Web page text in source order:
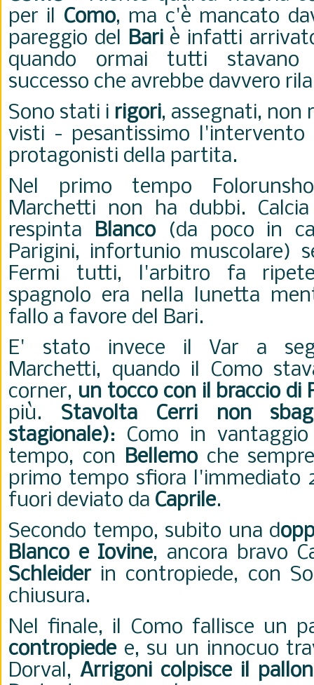
per il Como, ma c'è mancato
pareggio del Bariè infatti
quando ormai tutti stavano
successo che avrebbe davvero
Sono stati i rigori, assegnati, non
visti - pesantissimo
protagonisti della partita.
Nel primo tempo
Marchetti non ha dubbi.
respinta Blanco(da poco in
Parigini, infortunio muscolare)
Fermi tutti, l'arbitro fa
spagnolo era nella lunetta
fallo a favore del Bari.
E' stato invece il Var a
Marchetti, quando il Como
corner, un tocco con il braccio di
più. Stavolta Cerri non
stagionale): Como in
tempo, con Bellemoche
primo tempo sfiora l'immediato
fuori deviato da Caprile.
Secondo tempo, subito una d
Blanco e Iovine, ancora bravo
Schleiderin contropiede, con
chiusura.
Nel finale, il Como fallisce un
contropiedee, su un innocuo
Dorval, Arrigoni colpisce il